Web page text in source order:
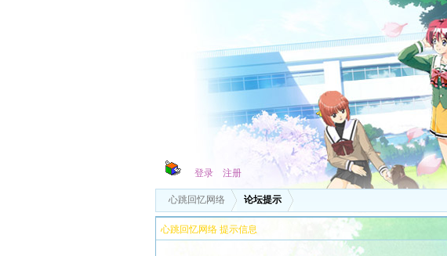
登录 注册
心跳回忆网络 论坛提示
心跳回忆网络 提示信息